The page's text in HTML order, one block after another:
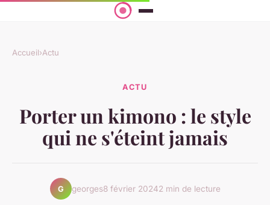
Accueil›Actu
ACTU
Porter un kimono : le style
qui ne s'éteint jamais
G georges8 février 20242 min de lecture